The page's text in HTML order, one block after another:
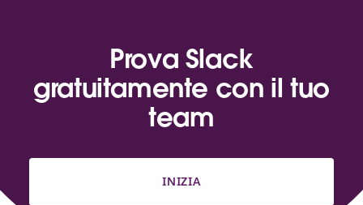
Prova Slack
gratuitamente con il tuo
team
INIZIA